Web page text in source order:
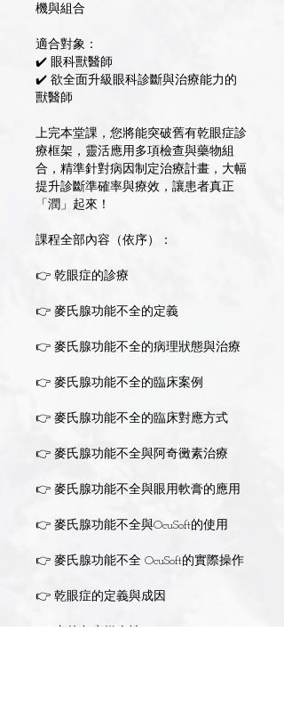
機與組合
適合對象：
✔️ 眼科獸醫師
✔️ 欲全面升級眼科診斷與治療能力的
獸醫師
上完本堂課，您將能突破舊有乾眼症診
療框架，靈活應用多項檢查與藥物組
合，精準針對病因制定治療計畫，大幅
提升診斷準確率與療效，讓患者真正
「潤」起來！
課程全部內容（依序）：
👉 乾眼症的診療
👉 麥氏腺功能不全的定義
👉 麥氏腺功能不全的病理狀態與治療
👉 麥氏腺功能不全的臨床案例
👉 麥氏腺功能不全的臨床對應方式
👉 麥氏腺功能不全與阿奇黴素治療
👉 麥氏腺功能不全與眼用軟膏的應用
👉 麥氏腺功能不全與OcuSoft的使用
👉 麥氏腺功能不全 OcuSoft的實際操作
👉 乾眼症的定義與成因